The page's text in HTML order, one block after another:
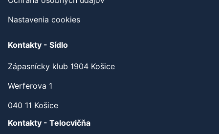
Všeobecné vyhlásenie
Ochrana osobných údajov
Nastavenia cookies
Kontakty - Sídlo
Zápasnícky klub 1904 Košice
Werferova 1
040 11 Košice